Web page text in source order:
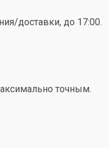
доставки, до 17:00.
точным.